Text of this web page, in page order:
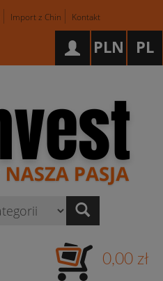
Import z Chin Kontakt
PL
PLN
0,00 zł